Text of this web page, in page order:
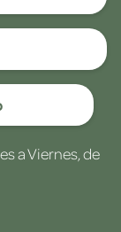
a Viernes, de